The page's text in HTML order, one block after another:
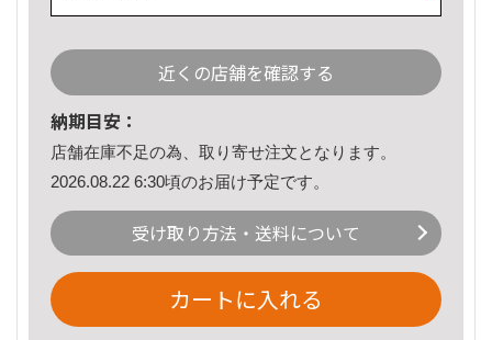
近くの店舗を確認する
納期目安：
店舗在庫不足の為、取り寄せ注文となります。
2026.08.22 6:30頃のお届け予定です。
受け取り方法・送料について
カートに入れる